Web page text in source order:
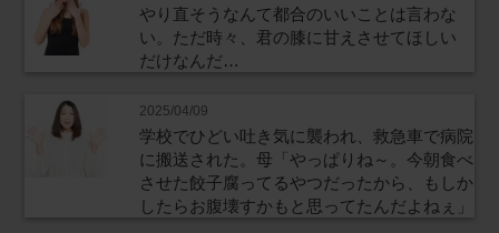
やり直そうなんて都合のいいことは言わな
い。ただ時々、君の膝に甘えさせてほしい
だけなんだ…
2025/04/09
学校でひどい吐き気に襲われ、救急車で病院
に搬送された。母「やっぱりね～。今朝食べ
させた餃子腐ってるやつだったから、もしか
したらお腹壊すかもと思ってたんだよねぇ」